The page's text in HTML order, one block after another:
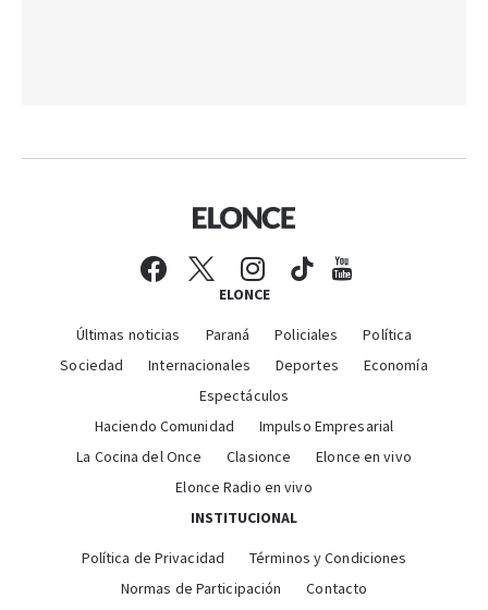
ELONCE
Últimas noticias Paraná Policiales
Política
Sociedad
Internacionales Deportes
Economía
Espectáculos
Haciendo Comunidad
Impulso Empresarial
La Cocina del Once
Clasionce
Elonce en vivo
Elonce Radio en vivo
INSTITUCIONAL
Política de Privacidad
Términos y Condiciones
Normas de Participación
Contacto